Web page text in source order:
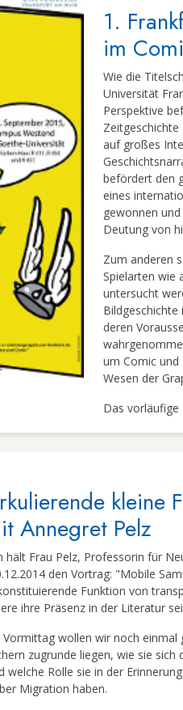
1.
im
Wie die
Universität
Perspektive
auf großes
befördert den
eines
gewonnen
Deutung von
Zum anderen
Spielarten wie
untersucht
Bildgeschichte
deren
um Comic und
Wesen der
Das vorläufige
kleine
Annegret Pelz
Frau Pelz, Professorin für
den Vortrag: "Mobile
Funktion von
ihre Präsenz in der Literatur
wollen wir noch einmal
zugrunde liegen, wie sie sich
welche Rolle sie in der
Migration haben.